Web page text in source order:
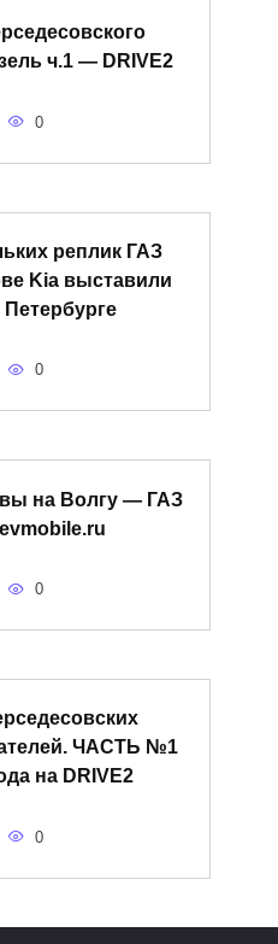
ч.1 — DRIVE2
0
реплик ГАЗ
Kia выставили
Петербурге
0
на Волгу — ГАЗ
0
ЧАСТЬ №1
на DRIVE2
0